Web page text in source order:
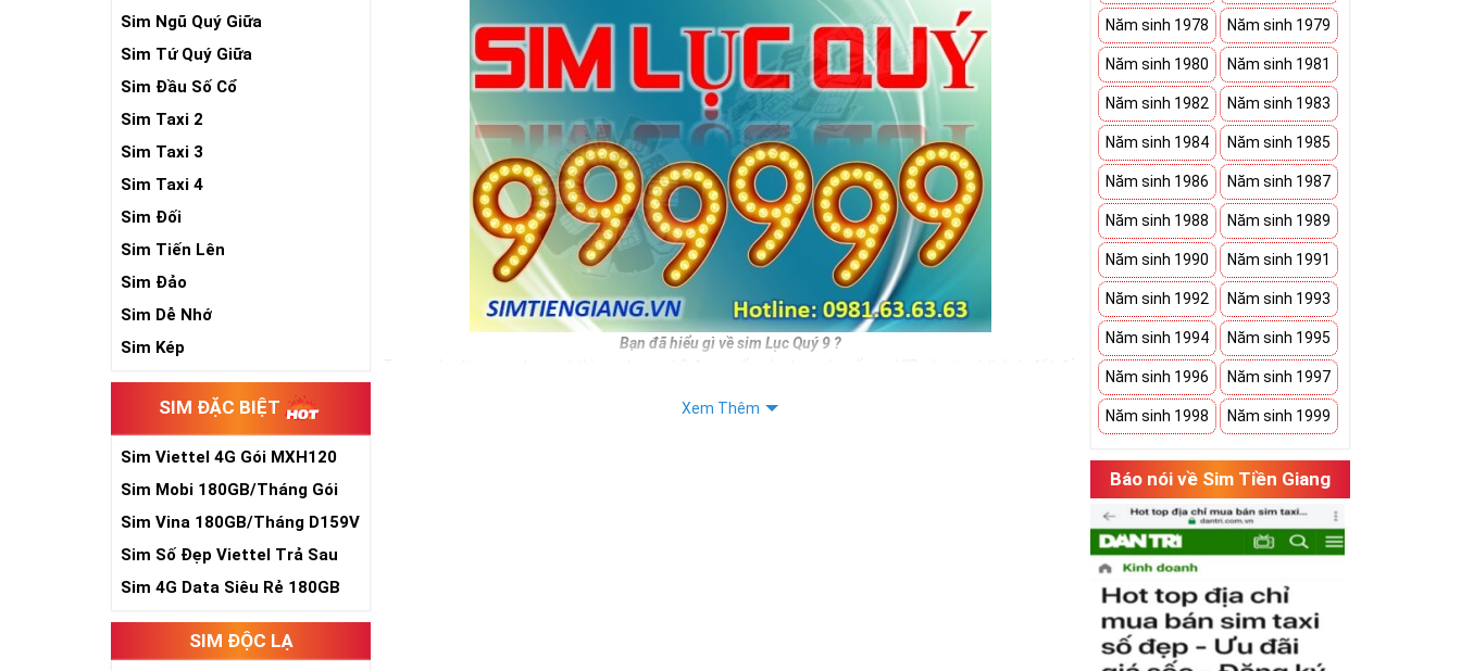
Sim Ngũ Quý Giữa
Sim Tứ Quý Giữa
Sim Đầu Số Cổ
Sim Taxi 2
Sim Taxi 3
Sim Taxi 4
Sim Đối
Sim Tiến Lên
Sim Đảo
Sim Dễ Nhớ
Sim Kép
SIM ĐẶC BIỆT
Sim Viettel 4G Gói MXH120
Siêu Rẻ
Sim Mobi 180GB/Tháng Gói
TK159
Sim Vina 180GB/Tháng D159V
Sim Số Đẹp Viettel Trả Sau
Sim 4G Data Siêu Rẻ 180GB
SIM ĐỘC LẠ
Bạn đã hiểu gì về sim Lục Quý 9 ?
Xem Thêm
Năm sinh 1978 Năm sinh 1979
Năm sinh 1980 Năm sinh 1981
Năm sinh 1982 Năm sinh 1983
Năm sinh 1984 Năm sinh 1985
Năm sinh 1986 Năm sinh 1987
Năm sinh 1988 Năm sinh 1989
Năm sinh 1990 Năm sinh 1991
Năm sinh 1992 Năm sinh 1993
Năm sinh 1994 Năm sinh 1995
Năm sinh 1996 Năm sinh 1997
Năm sinh 1998 Năm sinh 1999
Báo nói về Sim Tiền Giang